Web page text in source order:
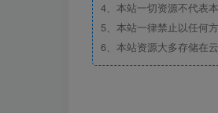
4、本站一切资源不代表
5、本站一律禁止以任何
6、本站资源大多存储在